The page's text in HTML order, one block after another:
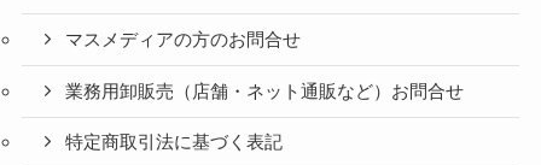
マスメディアの方のお問合せ
業務用卸販売（店舗・ネット通販など）お問合せ
特定商取引法に基づく表記